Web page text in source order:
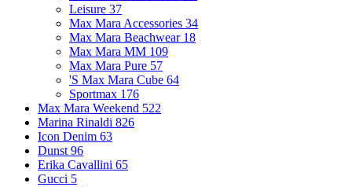
Leisure 37
Max Mara Accessories 34
Max Mara Beachwear 18
Max Mara MM 109
Max Mara Pure 57
'S Max Mara Cube 64
Sportmax 176
Max Mara Weekend 522
Marina Rinaldi 826
Icon Denim 63
Dunst 96
Erika Cavallini 65
Gucci 5